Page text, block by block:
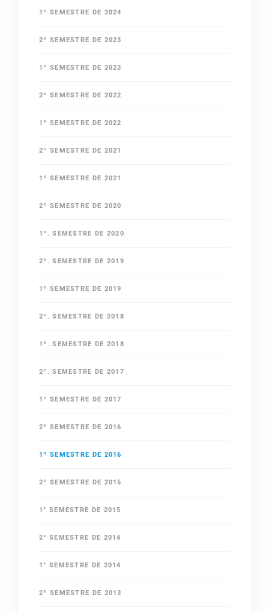
1º SEMESTRE DE 2024
2º SEMESTRE DE 2023
1º SEMESTRE DE 2023
2º SEMESTRE DE 2022
1º SEMESTRE DE 2022
2º SEMESTRE DE 2021
1º SEMESTRE DE 2021
2º SEMESTRE DE 2020
1º. SEMESTRE DE 2020
2º. SEMESTRE DE 2019
1º SEMESTRE DE 2019
2º. SEMESTRE DE 2018
1º. SEMESTRE DE 2018
2º. SEMESTRE DE 2017
1º SEMESTRE DE 2017
2º SEMESTRE DE 2016
1º SEMESTRE DE 2016
2º SEMESTRE DE 2015
1° SEMESTRE DE 2015
2° SEMESTRE DE 2014
1° SEMESTRE DE 2014
2º SEMESTRE DE 2013